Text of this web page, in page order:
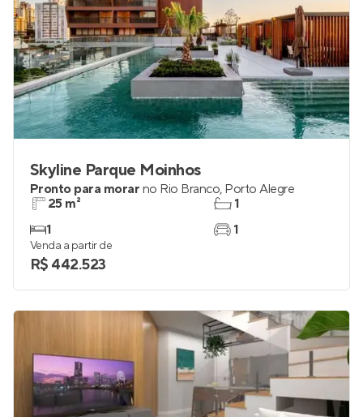
Skyline Parque Moinhos
Pronto para morar no Rio Branco, Porto Alegre
25 m²
1
1
1
Venda a partir de
R$ 442.523